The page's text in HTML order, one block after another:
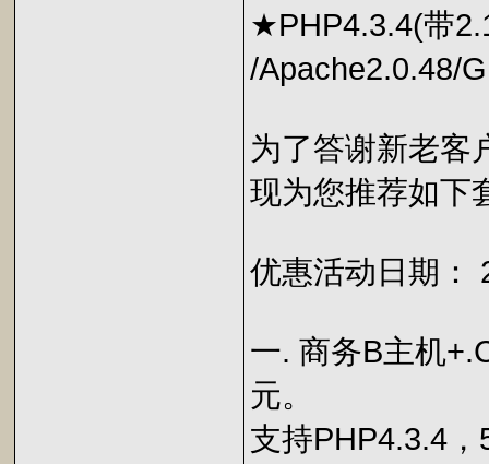
★PHP4.3.4(带
/Apache2.0.48/
为了答谢新老客
现为您推荐如下
优惠活动日期：
一. 商务B主机
元。
支持PHP4.3.4